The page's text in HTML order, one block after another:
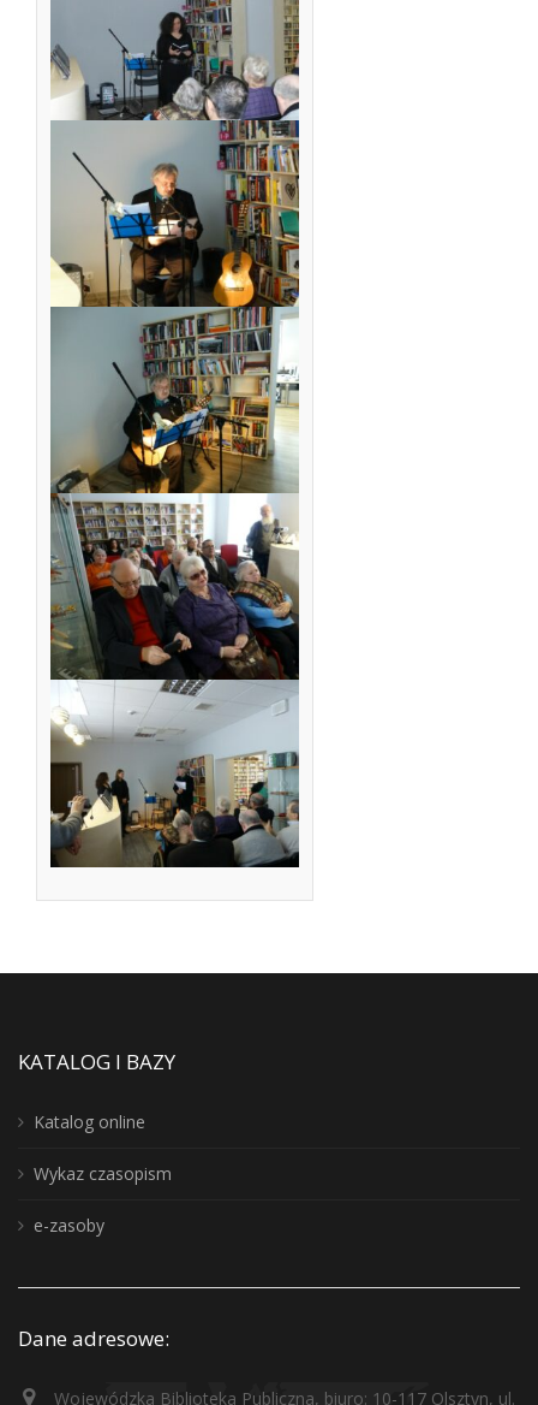
KATALOG I BAZY
Katalog online
Wykaz czasopism
e-zasoby
Dane adresowe:
Wojewódzka Biblioteka Publiczna, biuro: 10-117 Olsztyn, ul.